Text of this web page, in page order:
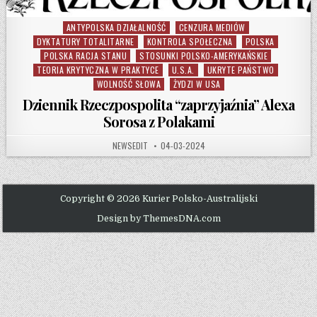
Posted in
ANTYPOLSKA DZIAŁALNOŚĆ
CENZURA MEDIÓW
DYKTATURY TOTALITARNE
KONTROLA SPOŁECZNA
POLSKA
POLSKA RACJA STANU
STOSUNKI POLSKO-AMERYKAŃSKIE
TEORIA KRYTYCZNA W PRAKTYCE
U.S.A.
UKRYTE PAŃSTWO
WOLNOŚĆ SŁOWA
ŻYDZI W USA
Dziennik Rzeczpospolita “zaprzyjaźnia” Alexa
Sorosa z Polakami
AUTHOR:
NEWSEDIT PUBLISHED DATE:
04-03-2024
Copyright © 2026 Kurier Polsko-Australijski
Design by ThemesDNA.com